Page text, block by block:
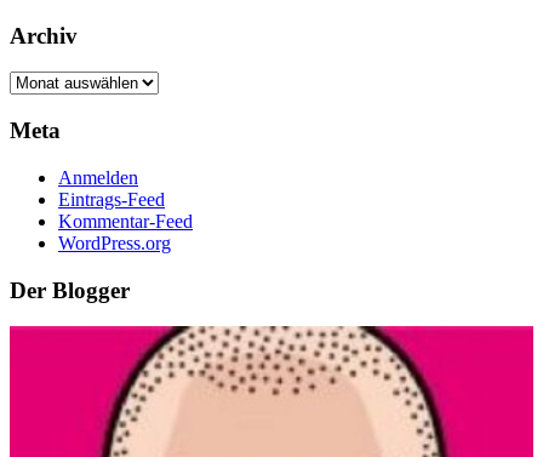
Archiv
Archiv
Meta
Anmelden
Eintrags-Feed
Kommentar-Feed
WordPress.org
Der Blogger